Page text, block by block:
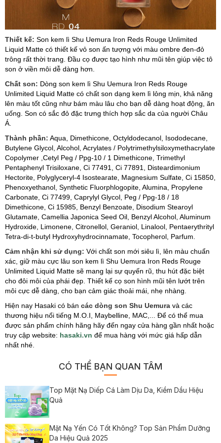
Thiết kế: Son kem lì Shu Uemura Iron Reds Rouge Unlimited
Liquid Matte có thiết kế vỏ son ấn tượng với màu ombre đen-đỏ
trông rất thời trang. Đầu cọ được tạo hình như mũi tên giúp việc tô
son ở viền môi dễ dàng hơn.
Chất son: Dòng son kem lì Shu Uemura Iron Reds Rouge
Unlimited Liquid Matte có chất son dạng kem lì lỏng mịn, khả năng
lên màu tốt cũng như bám màu lâu cho bạn dễ dàng hoạt động, ăn
uống. Son có sắc đỏ đặc trưng thích hợp sắc da của người Châu
Á.
Thành phần: Aqua, Dimethicone, Octyldodecanol, Isododecane,
Butylene Glycol, Alcohol, Acrylates / Polytrimethylsiloxymethacrylate
Copolymer ,Cetyl Peg / Ppg-10 / 1 Dimethicone, Trimethyl
Pentaphenyl Trisiloxane, Ci 77491, Ci 77891, Disteardimonium
Hectorite, Polyglyceryl-4 Isostearate, Magnesium Sulfate, Ci 15850,
Phenoxyethanol, Synthetic Fluorphlogopite, Alumina, Propylene
Carbonate, Ci 77499, Caprylyl Glycol, Peg / Ppg-18 / 18
Dimethicone, Ci 15985, Benzyl Benzoate, Disodium Stearoyl
Glutamate, Camellia Japonica Seed Oil, Benzyl Alcohol, Aluminum
Hydroxide, Limonene, Citronellol, Geraniol, Linalool, Pentaerythrityl
Tetra-di-t-butyl Hydroxyhydrocinnamate, Tocopherol, Parfum.
Cảm nhận khi sử dụng: Với chất son mới siêu lì, lên màu chuẩn
xác, giữ màu cực lâu son kem lì Shu Uemura Iron Reds Rouge
Unlimited Liquid Matte sẽ mang lại sự quyến rũ, thu hút đặc biệt
cho đôi môi của phái đẹp. Thiết kế cọ son hình mũi tên lướt trên
môi cực dễ dàng, cho bạn cảm giác thoải mái, nhẹ nhàng.
Hiện nay Hasaki có bán các dòng son Shu Uemura và các
thương hiệu nổi tiếng M.O.I, Maybelline, MAC,... Để có thể mua
được sản phẩm chính hãng hãy đến ngay cửa hàng gần nhất hoặc
truy cập website: hasaki.vn để mua hàng với mức giá hấp dẫn
nhất nhé.
CÓ THỂ BẠN QUAN TÂM
Top Mặt Nạ Diếp Cá Làm Dịu Da, Kiềm Dầu Hiệu
Quả
Mặt Nạ Yến Có Tốt Không? Top Sản Phẩm Dưỡng
Da Hiệu Quả 2025